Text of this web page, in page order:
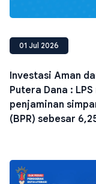
01 Jul 2026
Investasi Aman
Putera Dana :
penjaminan
(BPR) sebesar